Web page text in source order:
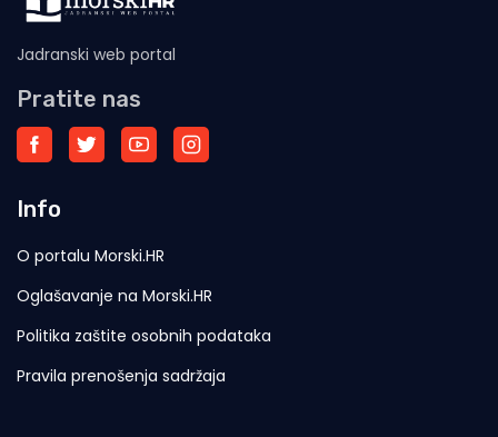
Jadranski web portal
Pratite nas
Info
O portalu Morski.HR
Oglašavanje na Morski.HR
Politika zaštite osobnih podataka
Pravila prenošenja sadržaja